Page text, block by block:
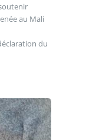
au Mali
du